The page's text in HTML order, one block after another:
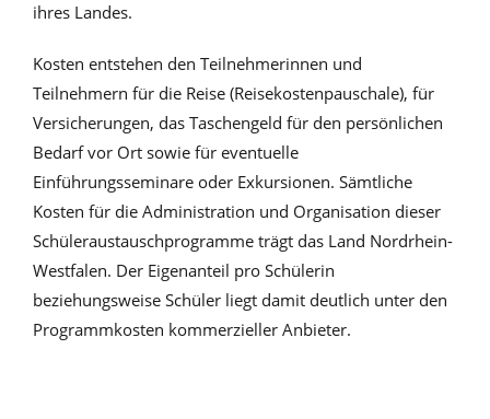
ihres Landes.
Kosten entstehen den Teilnehmerinnen und
Teilnehmern für die Reise (Reisekostenpauschale), für
Versicherungen, das Taschengeld für den persönli­chen
Bedarf vor Ort sowie für eventuelle
Einführungsseminare oder Exkursionen. Sämtliche
Kosten für die Adminis­tration und Organisation dieser
Schüleraustauschprogramme trägt das Land Nordrhein-
Westfalen. Der Eigenanteil pro Schülerin
beziehungsweise Schüler liegt damit deutlich unter den
Programmkosten kommerzieller Anbieter.